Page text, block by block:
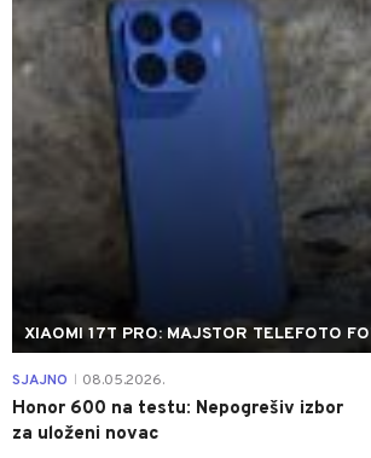
XIAOMI 17T PRO: MAJSTOR TELEFOTO
SJAJNO 08.05.2026.
Honor 600 na testu: Nepogrešiv izbor
za uloženi novac